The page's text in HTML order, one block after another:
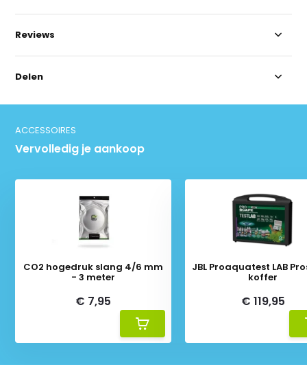
Reviews
Delen
ACCESSOIRES
Vervolledig je aankoop
CO2 hogedruk slang 4/6 mm
- 3 meter
€ 7,95
JBL Proaquatest LAB
koffer
€ 119,95